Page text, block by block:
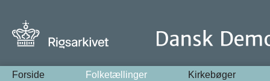
Forside Folketællinger Kirkebøger